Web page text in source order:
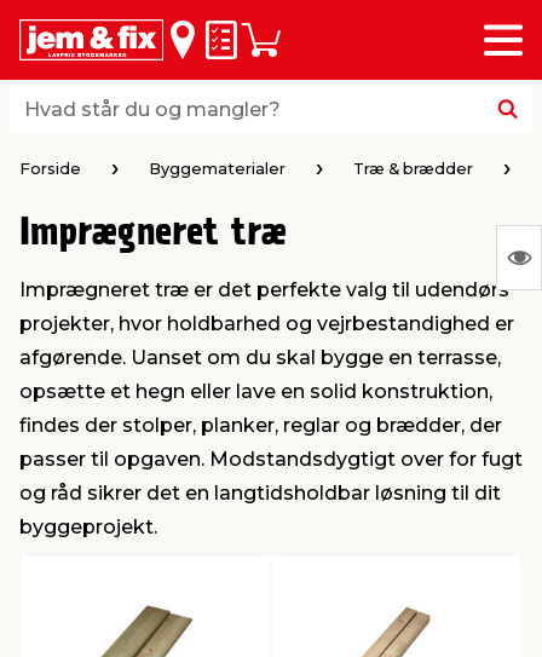
Hvad står du og mangler?
Hvad står du og mangler?
Huskeseddel
Indkøbskurv
Menu
loft & vægge
vinduer
brædder
& varme
& ophæng
& opbevaring
& persienner
& sikkerhed
& armatur
& ventilation
kloak
Home
& kemikalier
& fugemasse
af værktøj
maskiner
& spande
underholdning
udendørs spa
Forside Byggematerialer Træ & brædder
Imprægneret træ
Imprægneret træ er det perfekte valg til udendørs
projekter, hvor holdbarhed og vejrbestandighed er
afgørende. Uanset om du skal bygge en terrasse,
opsætte et hegn eller lave en solid konstruktion,
findes der stolper, planker, reglar og brædder, der
passer til opgaven. Modstandsdygtigt over for fugt
og råd sikrer det en langtidsholdbar løsning til dit
byggeprojekt.